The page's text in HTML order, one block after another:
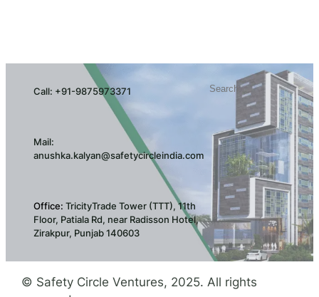
Call: +91-9875973371
Mail:
anushka.kalyan@safetycircleindia.com
Office: TricityTrade Tower (TTT), 11th
Floor, Patiala Rd, near Radisson Hotel,
Zirakpur, Punjab 140603
Search
© Safety Circle Ventures, 2025. All rights